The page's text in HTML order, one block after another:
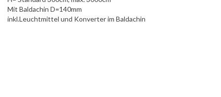
Mit Baldachin D=140mm
inkl.Leuchtmittel und Konverter im Baldachin